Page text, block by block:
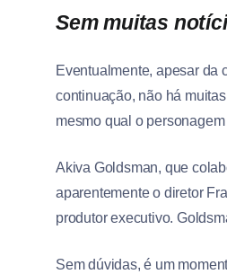
Sem muitas
Eventualmente, apesar da
continuação, não há
mesmo qual o
Akiva Goldsman, que
aparentemente o diretor
produtor executivo.
Sem dúvidas, é um